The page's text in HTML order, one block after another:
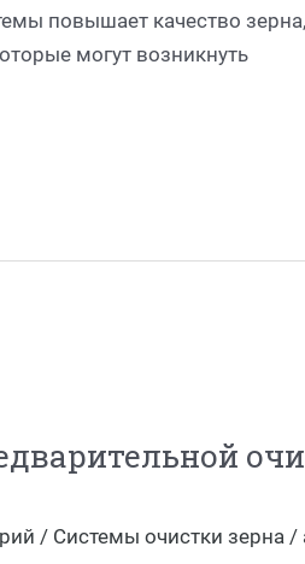
повышает качество
могут возникнуть
/ Системы очистки зерна /